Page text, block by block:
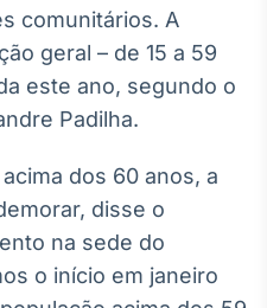
Broadcast
White Label
conteúdos
personalizados
Broadcast
OTC
comunitários. A
geral – de 15 a 59
este ano, segundo o
Padilha.
dos 60 anos, a
disse o
na sede do
o início em janeiro